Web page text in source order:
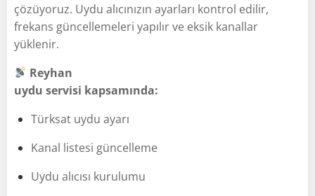
çözüyoruz. Uydu alıcınızın ayarları kontrol edilir,
frekans güncellemeleri yapılır ve eksik kanallar
yüklenir.
Reyhan
uydu servisi kapsamında:
Türksat uydu ayarı
Kanal listesi güncelleme
Uydu alıcısı kurulumu